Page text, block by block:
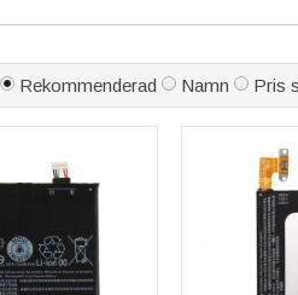
Rekommenderad Namn Pris